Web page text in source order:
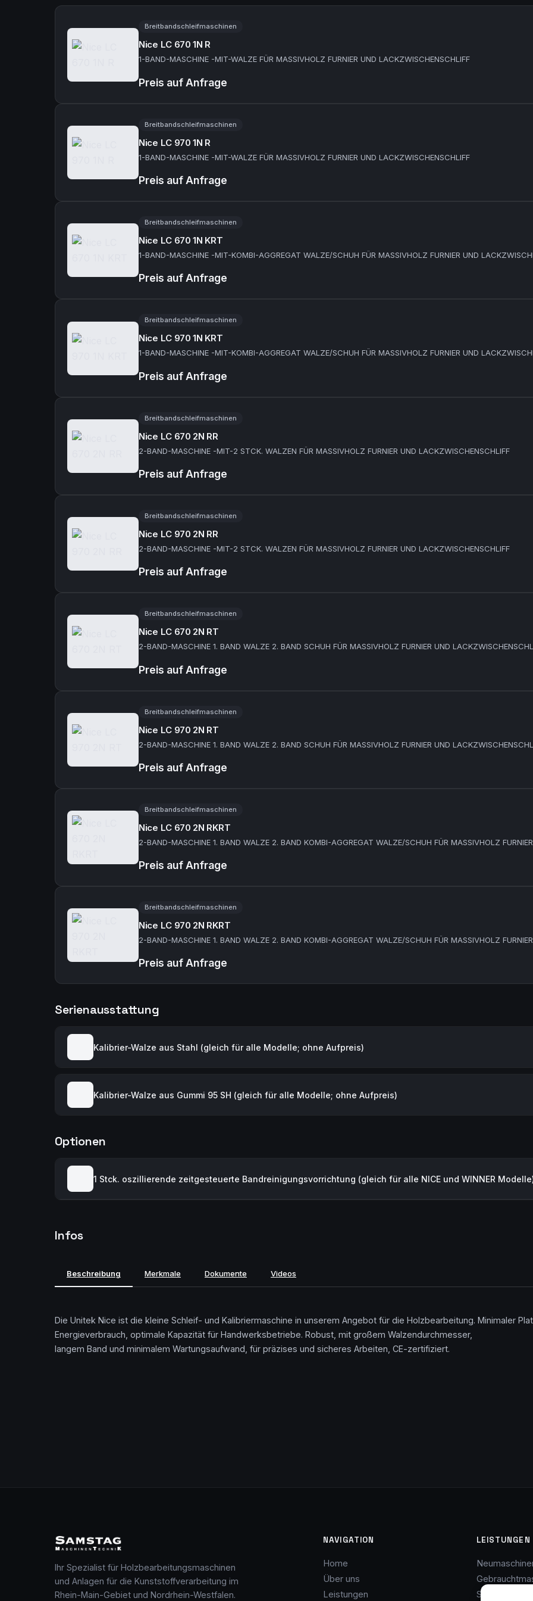
Breitbandschleifmaschinen
Nice LC 670 1N R
1-BAND-MASCHINE -MIT-WALZE FÜR MASSIVHOLZ FURNIER UND LACKZWISCHENSCHLIFF
Preis auf Anfrage
Breitbandschleifmaschinen
Nice LC 970 1N R
1-BAND-MASCHINE -MIT-WALZE FÜR MASSIVHOLZ FURNIER UND LACKZWISCHENSCHLIFF
Preis auf Anfrage
Breitbandschleifmaschinen
Nice LC 670 1N KRT
1-BAND-MASCHINE -MIT-KOMBI-AGGREGAT WALZE/SCHUH FÜR MASSIVHOLZ FURNIER UND
Preis auf Anfrage
Breitbandschleifmaschinen
Nice LC 970 1N KRT
1-BAND-MASCHINE -MIT-KOMBI-AGGREGAT WALZE/SCHUH FÜR MASSIVHOLZ FURNIER UND
Preis auf Anfrage
Breitbandschleifmaschinen
Nice LC 670 2N RR
2-BAND-MASCHINE -MIT-2 STCK. WALZEN FÜR MASSIVHOLZ FURNIER UND LACKZWISCHENSCHLIFF
Preis auf Anfrage
Breitbandschleifmaschinen
Nice LC 970 2N RR
2-BAND-MASCHINE -MIT-2 STCK. WALZEN FÜR MASSIVHOLZ FURNIER UND LACKZWISCHENSCHLIFF
Preis auf Anfrage
Breitbandschleifmaschinen
Nice LC 670 2N RT
2-BAND-MASCHINE 1. BAND WALZE 2. BAND SCHUH FÜR MASSIVHOLZ FURNIER UND
Preis auf Anfrage
Breitbandschleifmaschinen
Nice LC 970 2N RT
2-BAND-MASCHINE 1. BAND WALZE 2. BAND SCHUH FÜR MASSIVHOLZ FURNIER UND
Preis auf Anfrage
Breitbandschleifmaschinen
Nice LC 670 2N RKRT
2-BAND-MASCHINE 1. BAND WALZE 2. BAND KOMBI-AGGREGAT WALZE/SCHUH FÜR MASSIVHOLZ
Preis auf Anfrage
Breitbandschleifmaschinen
Nice LC 970 2N RKRT
2-BAND-MASCHINE 1. BAND WALZE 2. BAND KOMBI-AGGREGAT WALZE/SCHUH FÜR MASSIVHOLZ
Preis auf Anfrage
Serienausstattung
Kalibrier-Walze aus Stahl (gleich für alle Modelle; ohne Aufpreis)
Kalibrier-Walze aus Gummi 95 SH (gleich für alle Modelle; ohne Aufpreis)
Optionen
1 Stck. oszillierende zeitgesteuerte Bandreinigungsvorrichtung (gleich für alle NICE und WINNER
Infos
Beschreibung Merkmale Dokumente Videos
Die Unitek Nice ist die kleine Schleif- und Kalibriermaschine in unserem Angebot für die Holzbearbeitung. Minimaler
Energieverbrauch, optimale Kapazität für Handwerksbetriebe. Robust, mit großem Walzendurchmesser,
langem Band und minimalem Wartungsaufwand, für präzises und sicheres Arbeiten, CE-zertifiziert.
Ihr Spezialist für Holzbearbeitungsmaschinen
und Anlagen für die Kunststoffverarbeitung im
Rhein-Main-Gebiet und Nordrhein-Westfalen.
NAVIGATION
Home
Über uns
Leistungen
LEISTUNGEN
Service &